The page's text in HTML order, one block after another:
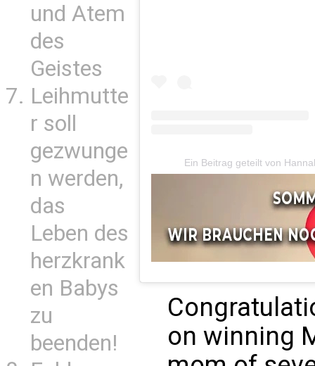
und Atem
des
Geistes
Leihmutte
r soll
gezwunge
n werden,
das
Leben des
herzkrank
en Babys
zu
beenden!
Ein Beitrag geteilt von
on winning